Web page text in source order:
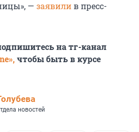
— заявилив пресс-
на тг-канал
чтобы быть в курсе
новостей